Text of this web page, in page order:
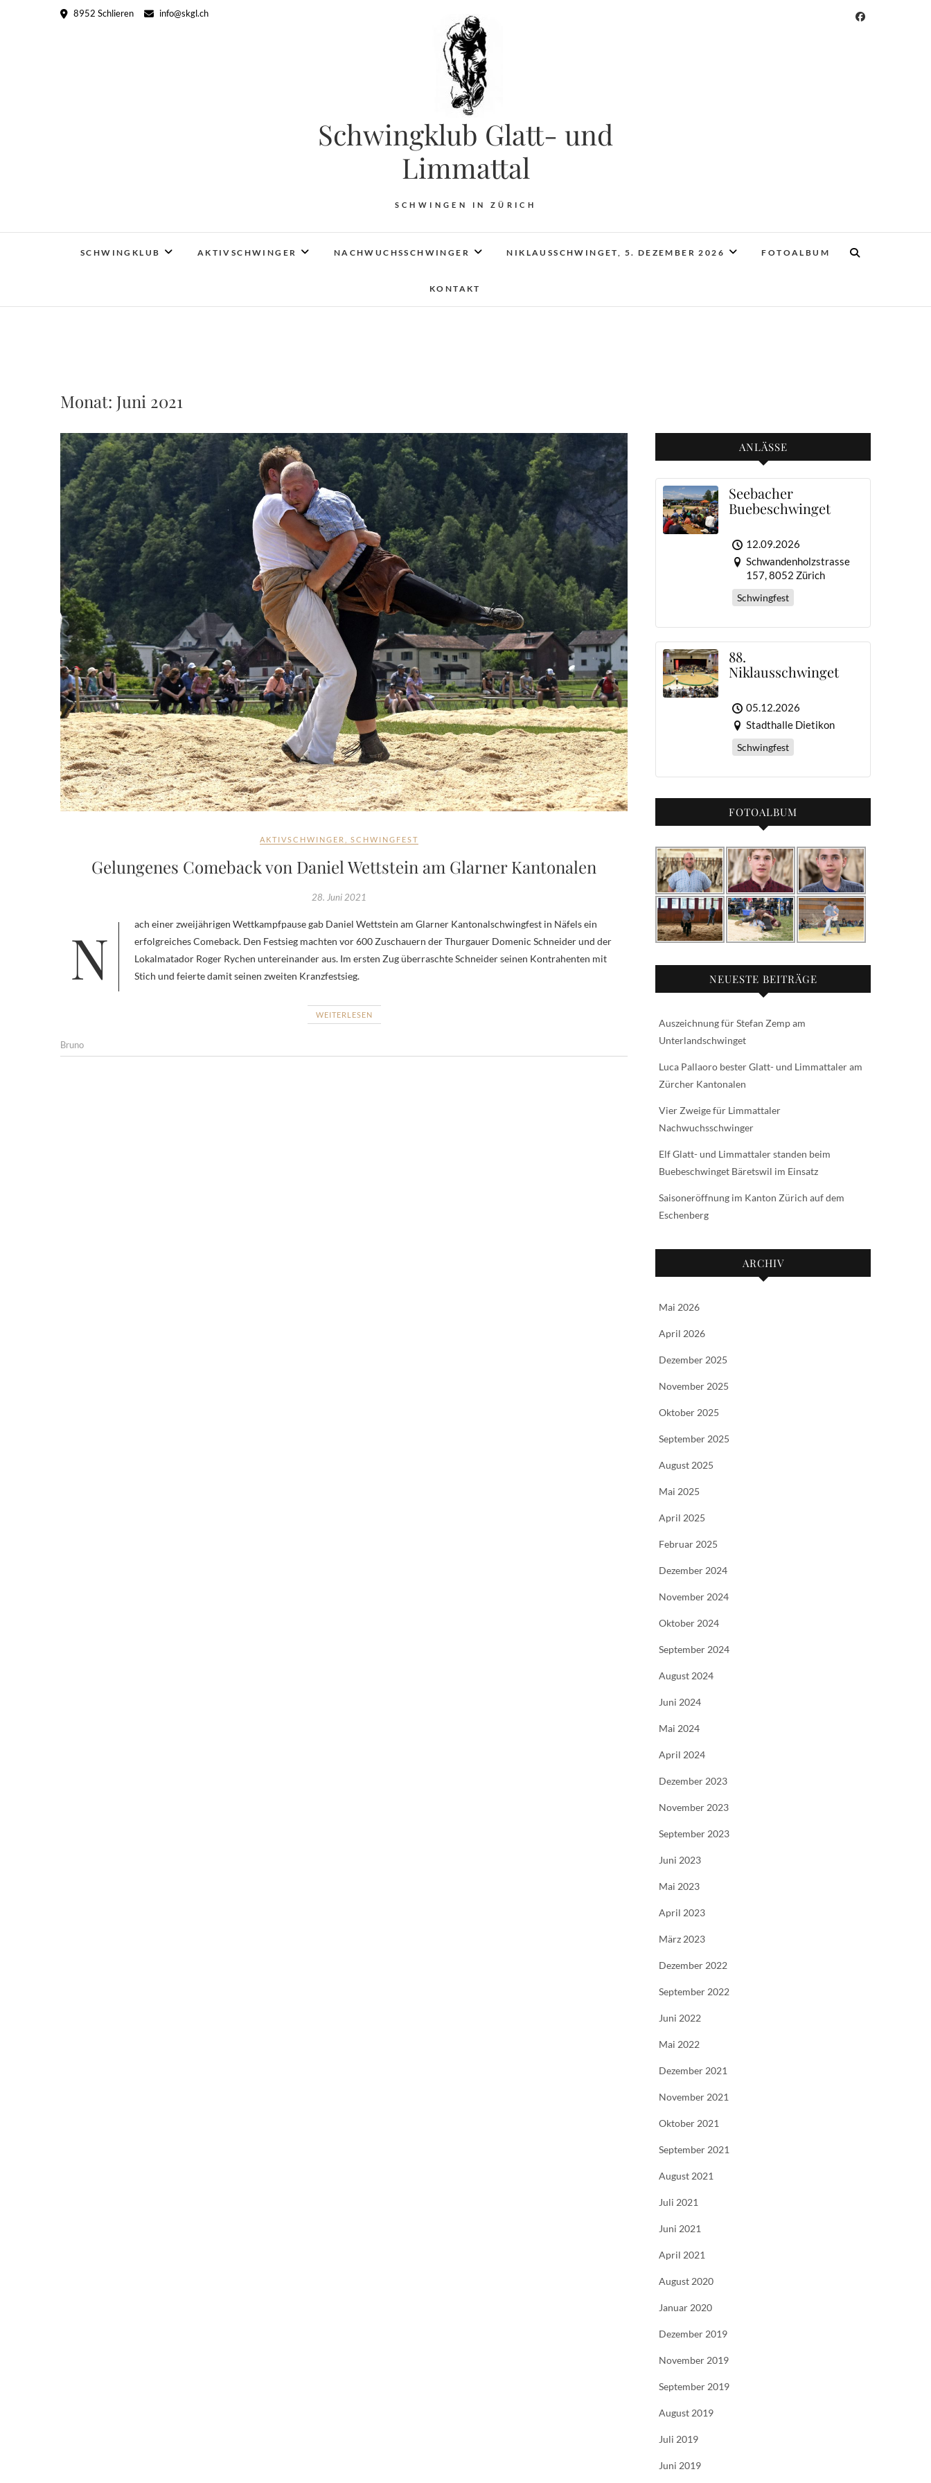
8952 Schlieren info@skgl.ch
Schwingklub Glatt- und
Limmattal
SCHWINGEN IN ZÜRICH
SCHWINGKLUB AKTIVSCHWINGER NACHWUCHSSCHWINGER NIKLAUSSCHWINGET, 5. DEZEMBER 2026 FOTOALBUM
KONTAKT
Monat: Juni 2021
AKTIVSCHWINGER SCHWINGFEST
Gelungenes Comeback von Daniel Wettstein am Glarner Kantonalen
28. Juni 2021
Nach einer zweijährigen Wettkampfpause gab Daniel Wettstein am Glarner Kantonalschwingfest in Näfels ein
erfolgreiches Comeback. Den Festsieg machten vor 600 Zuschauern der Thurgauer Domenic Schneider und der
Lokalmatador Roger Rychen untereinander aus. Im ersten Zug überraschte Schneider seinen Kontrahenten mit
Stich und feierte damit seinen zweiten Kranzfestsieg.
WEITERLESEN
Bruno
ANLÄSSE
Seebacher
Buebeschwinget
12.09.2026
Schwandenholzstrasse
157, 8052 Zürich
Schwingfest
88.
Niklausschwinget
05.12.2026
Stadthalle Dietikon
Schwingfest
FOTOALBUM
NEUESTE BEITRÄGE
Auszeichnung für Stefan Zemp am
Unterlandschwinget
Luca Pallaoro bester Glatt- und Limmattaler am
Zürcher Kantonalen
Vier Zweige für Limmattaler
Nachwuchsschwinger
Elf Glatt- und Limmattaler standen beim
Buebeschwinget Bäretswil im Einsatz
Saisoneröffnung im Kanton Zürich auf dem
Eschenberg
ARCHIV
Mai 2026
April 2026
Dezember 2025
November 2025
Oktober 2025
September 2025
August 2025
Mai 2025
April 2025
Februar 2025
Dezember 2024
November 2024
Oktober 2024
September 2024
August 2024
Juni 2024
Mai 2024
April 2024
Dezember 2023
November 2023
September 2023
Juni 2023
Mai 2023
April 2023
März 2023
Dezember 2022
September 2022
Juni 2022
Mai 2022
Dezember 2021
November 2021
Oktober 2021
September 2021
August 2021
Juli 2021
Juni 2021
April 2021
August 2020
Januar 2020
Dezember 2019
November 2019
September 2019
August 2019
Juli 2019
Juni 2019